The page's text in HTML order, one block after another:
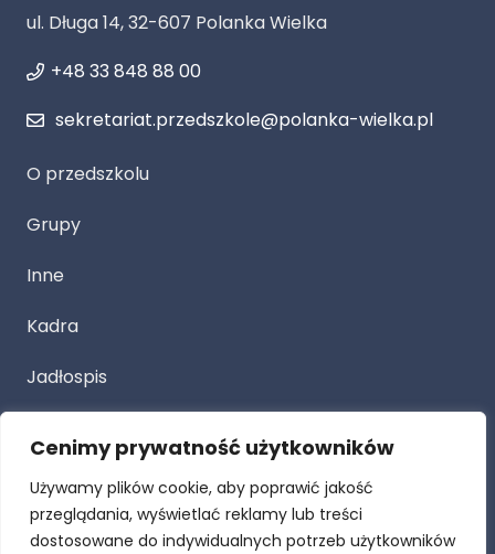
Cenimy prywatność użytkowników
Używamy plików cookie, aby poprawić jakość
przeglądania, wyświetlać reklamy lub treści
dostosowane do indywidualnych potrzeb użytkowników
ul. Długa 14, 32-607 Polanka Wielka
+48 33 848 88 00
sekretariat.przedszkole@polanka-wielka.pl
O przedszkolu
Grupy
Inne
Kadra
Jadłospis
Przetarg
Dla Rodziców